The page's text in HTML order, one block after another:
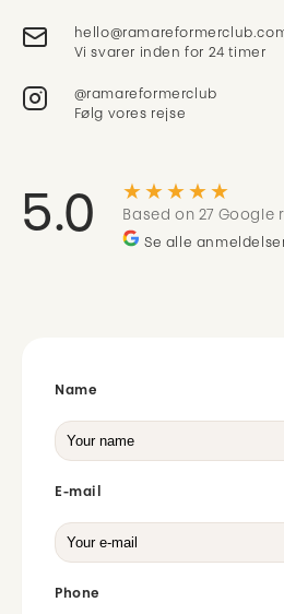
Vi svarer inden for 24 timer
@ramareformerclub
Følg vores rejse
5.0 ★★★★★
Based on 27 Google
Se alle
Name
E-mail
Phone